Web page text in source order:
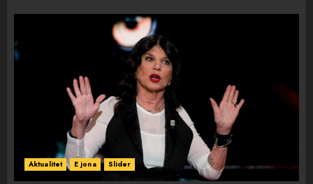
Aktualitet E jona Slider